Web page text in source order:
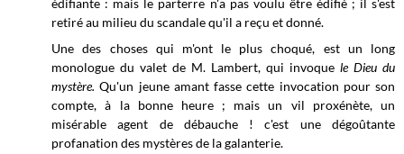
édifiante : mais le parterre n'a pas voulu être édifié ; il s'est
retiré au milieu du scandale qu'il a reçu et donné.
Une des choses qui m'ont le plus choqué, est un long
monologue du valet de M. Lambert, qui invoquele Dieu du
mystère.Qu'un jeune amant fasse cette invocation pour son
compte, à la bonne heure ; mais un vil proxénète, un
misérable agent de débauche ! c'est une dégoûtante
profanation des mystères de la galanterie.